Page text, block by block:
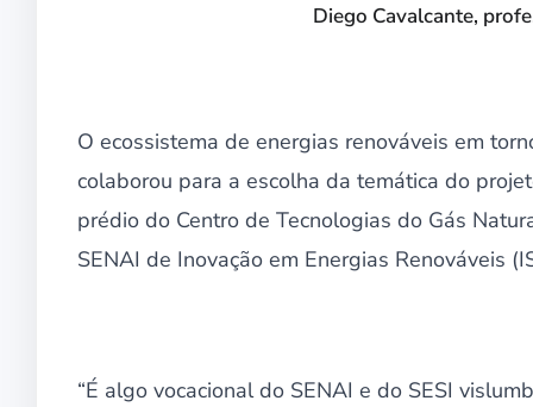
Diego Cavalcante,
O ecossistema de energias renováveis em
colaborou para a escolha da temática do
prédio do Centro de Tecnologias do Gás
SENAI de Inovação em Energias Renováveis
“É algo vocacional do SENAI e do SESI